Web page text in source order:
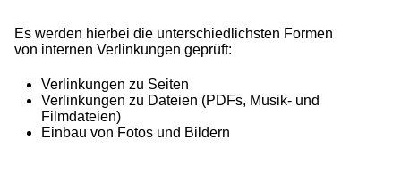
Es werden hierbei die unterschiedlichsten Formen
von internen Verlinkungen geprüft:
Verlinkungen zu Seiten
Verlinkungen zu Dateien (PDFs, Musik- und
Filmdateien)
Einbau von Fotos und Bildern